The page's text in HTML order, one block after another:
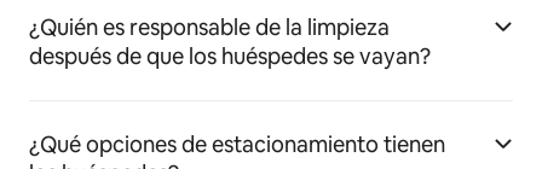
¿Quién es responsable de la limpieza
después de que los huéspedes se vayan?
¿Qué opciones de estacionamiento tienen